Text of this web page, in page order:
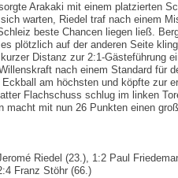
Arakaki mit einem platzierten
warten, Riedel traf nach einem
beste Chancen liegen ließ.
plötzlich auf der anderen Seite
Distanz zur 2:1-Gästeführung
nach einem Standard für
am höchsten und köpfte zur
Flachschuss schlug im linken
macht mit nun 26 Punkten einen
Riedel (23.), 1:2 Paul
Franz Stöhr (66.)